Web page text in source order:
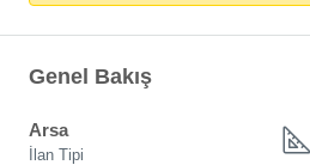
Genel Bakış
Arsa
İlan Tipi